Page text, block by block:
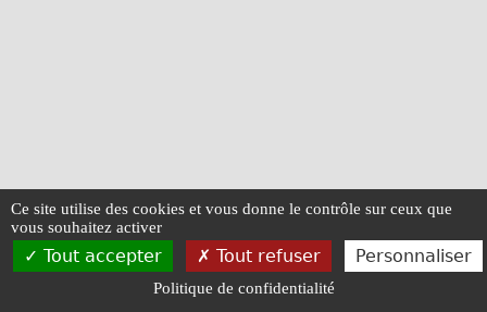
Ce site utilise des cookies et vous donne le contrôle sur ceux que
vous souhaitez activer
Tout accepter Tout refuser Personnaliser
Politique de confidentialité